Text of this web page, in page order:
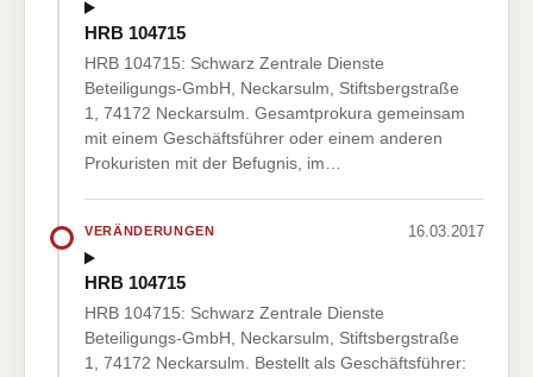
HRB 104715
HRB 104715: Schwarz Zentrale Dienste
Beteiligungs-GmbH, Neckarsulm, Stiftsbergstraße
1, 74172 Neckarsulm. Gesamtprokura gemeinsam
mit einem Geschäftsführer oder einem anderen
Prokuristen mit der Befugnis, im…
VERÄNDERUNGEN 16.03.2017
HRB 104715
HRB 104715: Schwarz Zentrale Dienste
Beteiligungs-GmbH, Neckarsulm, Stiftsbergstraße
1, 74172 Neckarsulm. Bestellt als Geschäftsführer: